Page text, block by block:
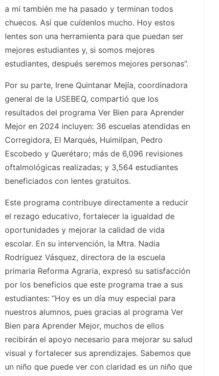
a mí también me ha pasado y terminan todos
chuecos. Así que cuídenlos mucho. Hoy estos
lentes son una herramienta para que puedan ser
mejores estudiantes y, si somos mejores
estudiantes, después seremos mejores personas”.
Por su parte, Irene Quintanar Mejía, coordinadora
general de la USEBEQ, compartió que los
resultados del programa Ver Bien para Aprender
Mejor en 2024 incluyen: 36 escuelas atendidas en
Corregidora, El Marqués, Huimilpan, Pedro
Escobedo y Querétaro; más de 6,096 revisiones
oftalmológicas realizadas; y 3,564 estudiantes
beneficiados con lentes gratuitos.
Este programa contribuye directamente a reducir
el rezago educativo, fortalecer la igualdad de
oportunidades y mejorar la calidad de vida
escolar. En su intervención, la Mtra. Nadia
Rodríguez Vásquez, directora de la escuela
primaria Reforma Agraria, expresó su satisfacción
por los beneficios que este programa trae a sus
estudiantes: “Hoy es un día muy especial para
nuestros alumnos, pues gracias al programa Ver
Bien para Aprender Mejor, muchos de ellos
recibirán el apoyo necesario para mejorar su salud
visual y fortalecer sus aprendizajes. Sabemos que
un niño que puede ver con claridad es un niño que